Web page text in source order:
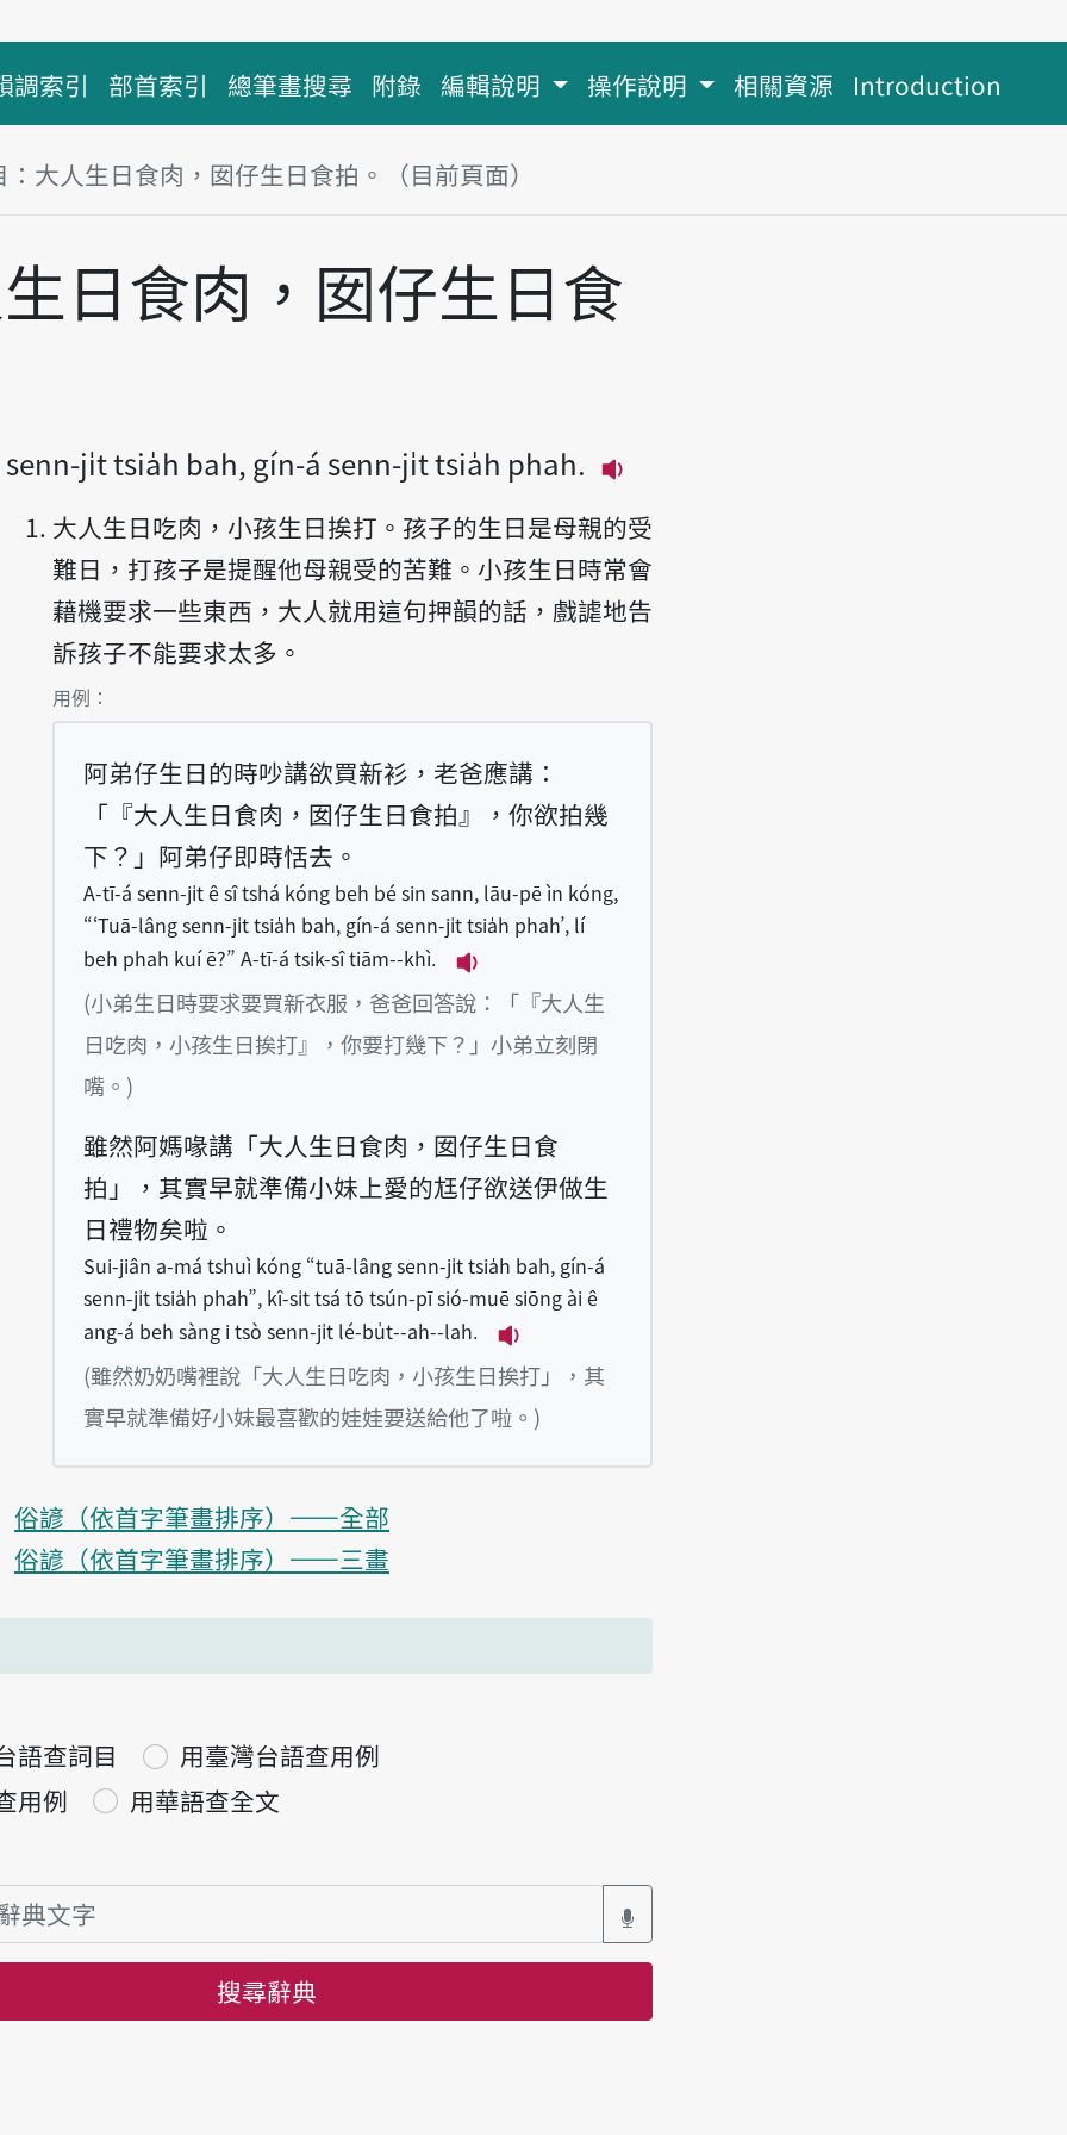
調索引 部首索引 總筆畫搜尋 附錄 編輯說明 操作說明 相關資源 Introduction
：大人生日食肉，囡仔生日食拍。（目前頁面）
日食肉，囡仔生日食
ji̍t tsia̍h bah, gín-á senn-ji̍t tsia̍h phah.
大人生日吃肉，小孩生日挨打。孩子的生日是母親的受
難日，打孩子是提醒他母親受的苦難。小孩生日時常會
藉機要求一些東西，大人就用這句押韻的話，戲謔地告
訴孩子不能要求太多。
第1項釋義的
用例：
阿弟仔生日的時吵講欲買新衫，老爸應講：
「『大人生日食肉，囡仔生日食拍』，你欲拍幾
下？」阿弟仔即時恬去。
A-tī-á senn-ji̍t ê sî tshá kóng beh bé sin sann, lāu-pē ìn kóng,
“‘Tuā-lâng senn-ji̍t tsia̍h bah, gín-á senn-ji̍t tsia̍h phah’, lí
beh phah kuí ē?” A-tī-á tsik-sî tiām--khì.
播放例句A-tī-á senn-ji̍t ê sî tshá kóng beh bé sin
(小弟生日時要求要買新衣服，爸爸回答說：「『大人生
日吃肉，小孩生日挨打』，你要打幾下？」小弟立刻閉
嘴。)
雖然阿媽喙講「大人生日食肉，囡仔生日食
拍」，其實早就準備小妹上愛的尪仔欲送伊做生
日禮物矣啦。
Sui-jiân a-má tshuì kóng “tuā-lâng senn-ji̍t tsia̍h bah, gín-á
senn-ji̍t tsia̍h phah”, kî-si̍t tsá tō tsún-pī sió-muē siōng ài ê
ang-á beh sàng i tsò senn-ji̍t lé-bu̍t--ah--lah.
播放例句Sui-jiân a-má tshuì kóng “tuā-lâng
(雖然奶奶嘴裡說「大人生日吃肉，小孩生日挨打」，其
實早就準備好小妹最喜歡的娃娃要送給他了啦。)
俗諺（依首字筆畫排序）——全部
俗諺（依首字筆畫排序）——三畫
語查詞目
用臺灣台語查用例
用例
用華語查全文
搜尋辭典